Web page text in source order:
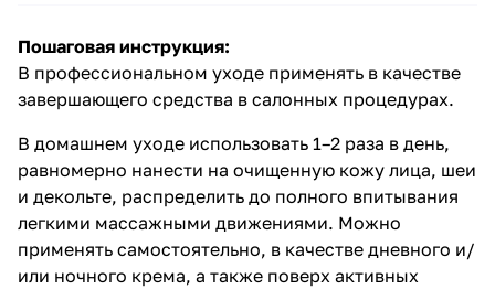
Пошаговая инструкция:
В профессиональном уходе применять в качестве
завершающего средства в салонных процедурах.
В домашнем уходе использовать 1–2 раза в день,
равномерно нанести на очищенную кожу лица, шеи
и декольте, распределить до полного впитывания
легкими массажными движениями. Можно
применять самостоятельно, в качестве дневного и/
или ночного крема, а также поверх активных